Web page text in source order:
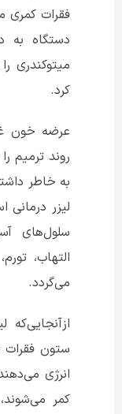
فقرات
دستگاه به
میتوکندری
کرد.
عرضه خون
روند ترمیم
به خاطر
لیزر
سلول‌های
التهاب،
می‌گردد.
ستون فقرات
انرژی
کمر